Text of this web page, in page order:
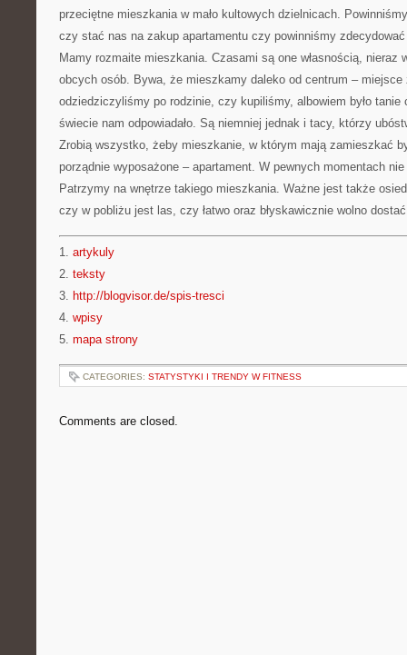
przeciętne mieszkania w mało kultowych dzielnicach.
czy stać nas na zakup apartamentu czy powinniśmy
Mamy rozmaite mieszkania. Czasami są one własnością, nieraz
obcych osób. Bywa, że mieszkamy daleko od centrum – miejsce
odziedziczyliśmy po rodzinie, czy kupiliśmy, albowiem było
świecie nam odpowiadało. Są niemniej jednak i tacy, którzy
Zrobią wszystko, żeby mieszkanie, w którym mają zamieszkać
porządnie wyposażone – apartament. W pewnych momentach
Patrzymy na wnętrze takiego mieszkania. Ważne jest także
czy w pobliżu jest las, czy łatwo oraz błyskawicznie wolno
1. artykuly
2. teksty
3. http://blogvisor.de/spis-tresci
4. wpisy
5. mapa strony
CATEGORIES: STATYSTYKI I TRENDY W FITNESS
Comments are closed.